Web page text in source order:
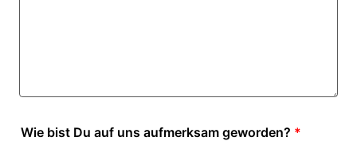
Wie bist Du auf uns aufmerksam geworden? *